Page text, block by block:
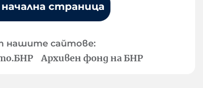
страница
нашите сайтове:
Архивен фонд на БНР